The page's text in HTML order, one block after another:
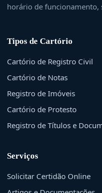
horário de funcionamento,
Tipos de Cartório
Cartório de Registro Civil
Cartório de Notas
Registro de Imóveis
Cartório de Protesto
Registro de Títulos e
Serviços
Solicitar Certidão Online